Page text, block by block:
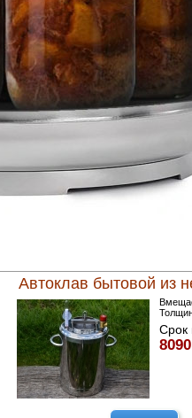
Автоклав бытовой из
Срок